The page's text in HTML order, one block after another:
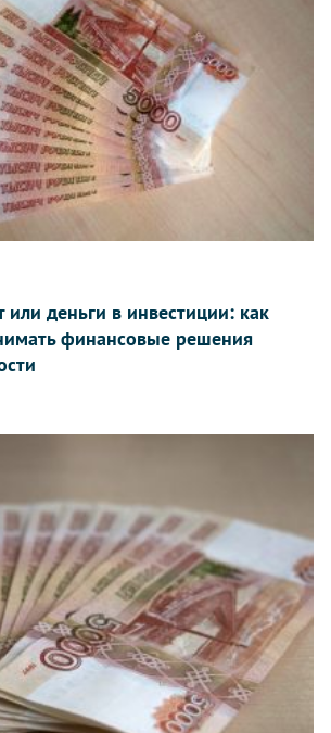
или деньги в инвестиции: как
финансовые решения